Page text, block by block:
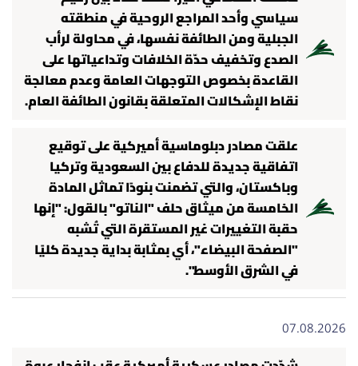
نداء القرّاء
خاص الموقع
كتّابنا
تحت المجهر
سياسي وأحد المراجع الروحية في منطقته
الجبلية ومن الطائفة نفسها، في محاولة لرأب
الصدع وتخفيف حدّة الخلافات وتداعياتها على
القاعدة بخصوص التوجهات العامة وعدم معالجة
نقاط الإشكالات المتعلقة بقانون الطائفة العام.
علقت مصادر دبلوماسية أميركية على توقيع
اتفاقية جديدة للدفاع بين السعودية وتركيا
وباكستان، والتي تضمنت بنودًا تماثل المادة
الخامسة من ميثاق حلف "الناتو" بالقول: "إنها
حقبة التغييرات غير المستقرة التي تُشبه
"الصفحة البيضاء"، أي بمثابة بداية جديدة كليًا
في الشرق الأوسط".
07.08.2026